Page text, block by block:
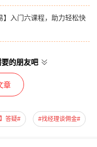
】入门六课程，助力轻松快
的朋友吧
章
答疑# #找经理谈佣金#